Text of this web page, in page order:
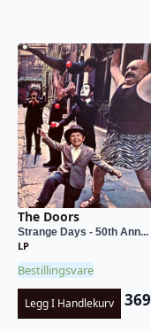
The Doors
Strange Days - 50th Ann...
LP
Bestillingsvare
Legg I Handlekurv 369